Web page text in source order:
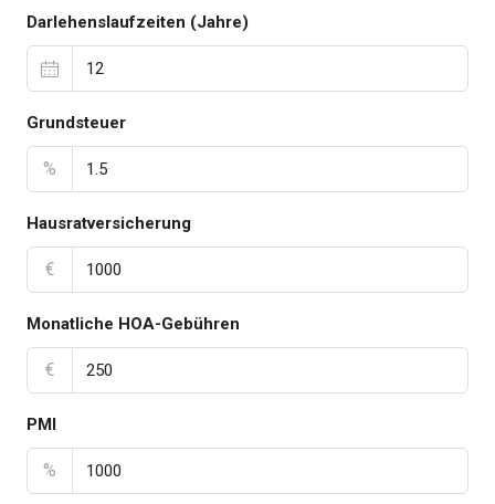
Darlehenslaufzeiten (Jahre)
Grundsteuer
%
Hausratversicherung
€
Monatliche HOA-Gebühren
€
PMI
%